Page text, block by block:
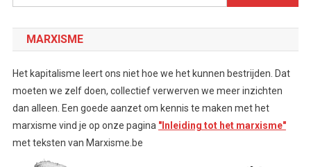
naar:
MARXISME
Het kapitalisme leert ons niet hoe we het kunnen bestrijden. Dat
moeten we zelf doen, collectief verwerven we meer inzichten
dan alleen. Een goede aanzet om kennis te maken met het
marxisme vind je op onze pagina "Inleiding tot het marxisme"
met teksten van Marxisme.be